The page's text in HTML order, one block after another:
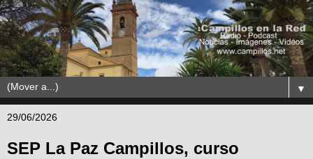
▼
29/06/2026
SEP La Paz Campillos, curso